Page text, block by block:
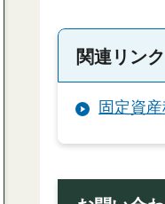
関連リンク
固定資